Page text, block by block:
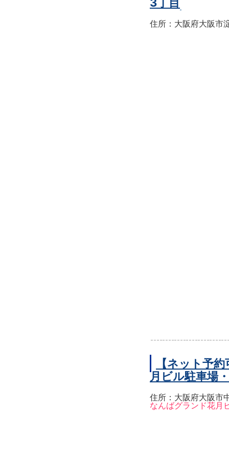
住所：大阪府大阪市
【ネット予
月ビル駐車場
住所：大阪府大阪市
なんばグランド花